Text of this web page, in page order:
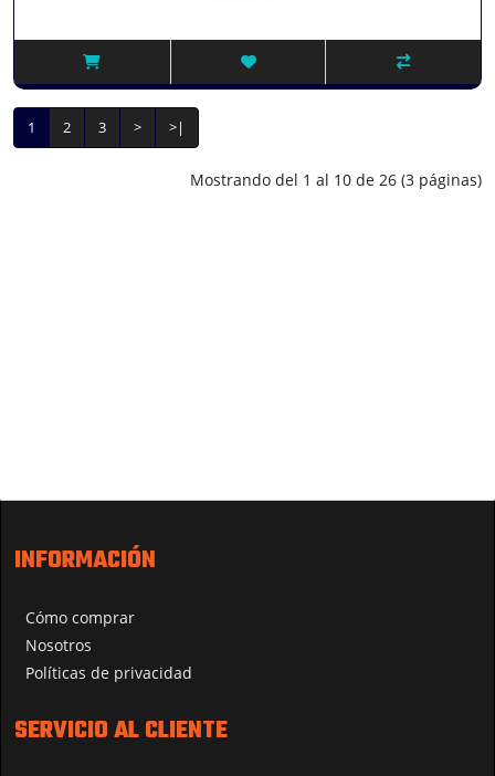
1 2 3 > >|
Mostrando del 1 al 10 de 26 (3 páginas)
INFORMACIÓN
Cómo comprar
Nosotros
Políticas de privacidad
SERVICIO AL CLIENTE